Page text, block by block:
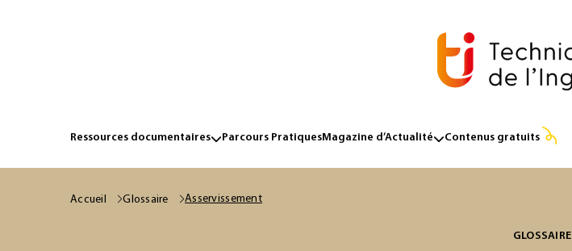
Ressources documentaires Parcours PratiquesMagazine d’Actualité Contenus gratuits
Accueil Glossaire Asservissement
GLOSSAIRE